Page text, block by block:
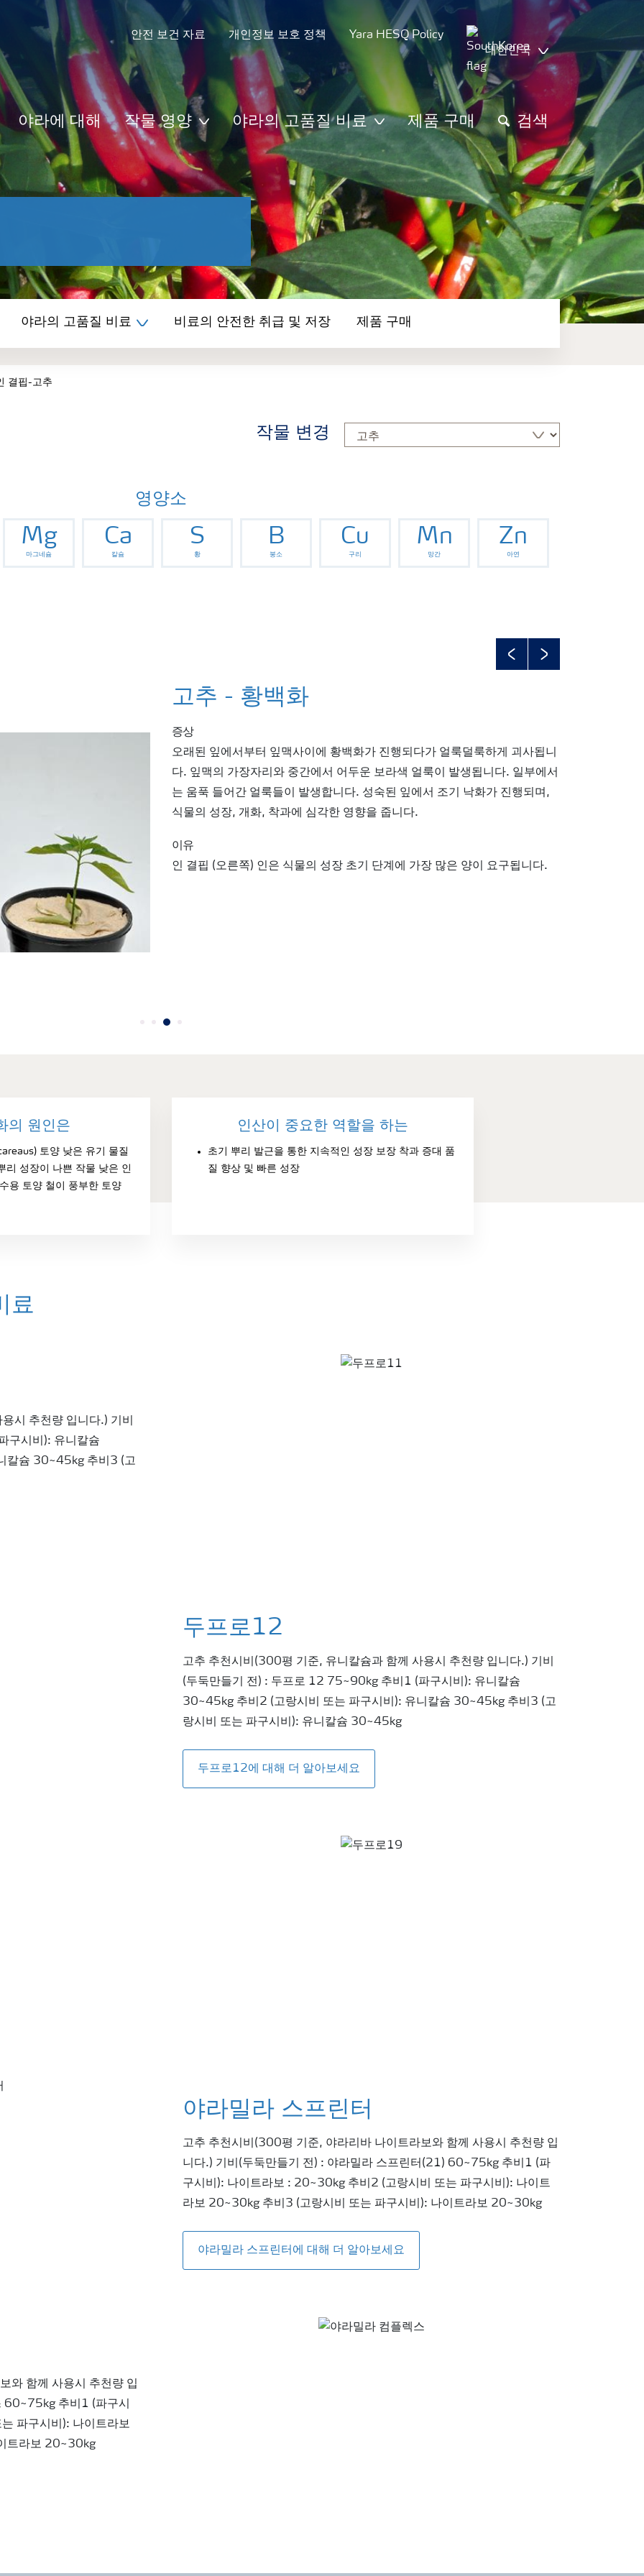
안전 보건 자료 개인정보 보호 정책
Yara HESQ Policy
대한민국
야라에 대해 작물 영양 야라의 고품질 비료 제품 구매 검색
야라의 고품질 비료 비료의 안전한 취급 및 저장 제품 구매
결핍-고추
작물 변경
영양소
Mg
마그네슘
Ca
칼슘
S
황
B
붕소
Cu
구리
Mn
망간
Zn
아연
PreviousNext
고추 - 황백화
증상
오래된 잎에서부터 잎맥사이에 황백화가 진행되다가 얼룩덜룩하게 괴사됩니
다. 잎맥의 가장자리와 중간에서 어두운 보라색 얼룩이 발생됩니다. 일부에서
는 움푹 들어간 얼룩들이 발생합니다. 성숙된 잎에서 조기 낙화가 진행되며,
식물의 성장, 개화, 착과에 심각한 영향을 줍니다.
이유
인 결핍 (오른쪽) 인은 식물의 성장 초기 단계에 가장 많은 양이 요구됩니다.
의 원인은
토양 낮은 유기 물질
리 성장이 나쁜 작물 낮은 인
용 토양 철이 풍부한 토양
인산이 중요한 역할을 하는
초기 뿌리 발근을 통한 지속적인 성장 보장 착과 증대 품
질 향상 및 빠른 성장
료
시 추천량 입니다.) 기비
구시비): 유니칼슘
칼슘 30~45kg 추비3 (고
두프로12
고추 추천시비(300평 기준, 유니칼슘과 함께 사용시 추천량 입니다.) 기비
(두둑만들기 전) : 두프로 12 75~90kg 추비1 (파구시비): 유니칼슘
30~45kg 추비2 (고랑시비 또는 파구시비): 유니칼슘 30~45kg 추비3 (고
랑시비 또는 파구시비): 유니칼슘 30~45kg
두프로12에 대해 더 알아보세요
야라밀라 스프린터
고추 추천시비(300평 기준, 야라리바 나이트라보와 함께 사용시 추천량 입
니다.) 기비(두둑만들기 전) : 야라밀라 스프린터(21) 60~75kg 추비1 (파
구시비): 나이트라보 : 20~30kg 추비2 (고랑시비 또는 파구시비): 나이트
라보 20~30kg 추비3 (고랑시비 또는 파구시비): 나이트라보 20~30kg
야라밀라 스프린터에 대해 더 알아보세요
와 함께 사용시 추천량 입
60~75kg 추비1 (파구시
파구시비): 나이트라보
트라보 20~30kg